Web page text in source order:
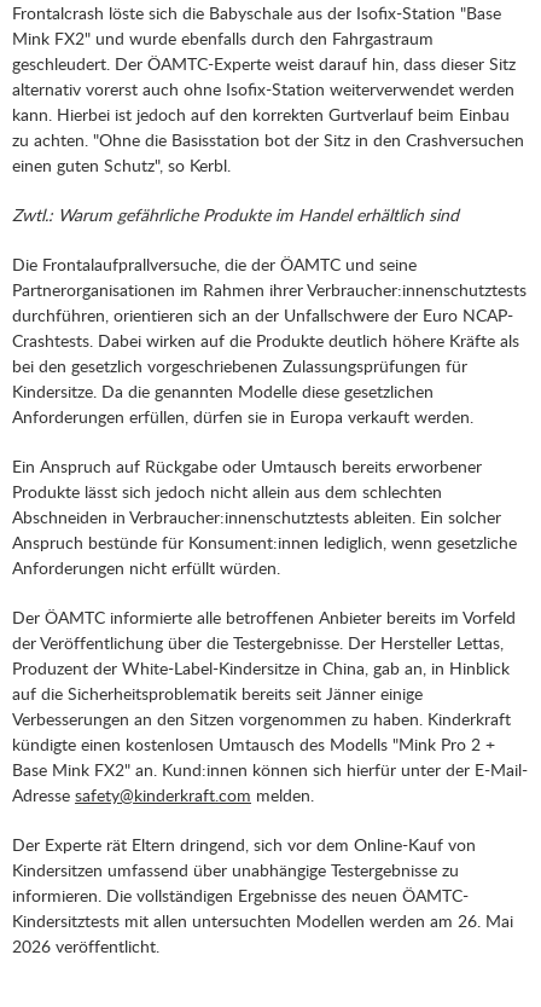
Frontalcrash löste sich die Babyschale aus der Isofix-Station "Base
Mink FX2" und wurde ebenfalls durch den Fahrgastraum
geschleudert. Der ÖAMTC-Experte weist darauf hin, dass dieser Sitz
alternativ vorerst auch ohne Isofix-Station weiterverwendet werden
kann. Hierbei ist jedoch auf den korrekten Gurtverlauf beim Einbau
zu achten. "Ohne die Basisstation bot der Sitz in den Crashversuchen
einen guten Schutz", so Kerbl.
Zwtl.: Warum gefährliche Produkte im Handel erhältlich sind
Die Frontalaufprallversuche, die der ÖAMTC und seine
Partnerorganisationen im Rahmen ihrer Verbraucher:innenschutztests
durchführen, orientieren sich an der Unfallschwere der Euro NCAP-
Crashtests. Dabei wirken auf die Produkte deutlich höhere Kräfte als
bei den gesetzlich vorgeschriebenen Zulassungsprüfungen für
Kindersitze. Da die genannten Modelle diese gesetzlichen
Anforderungen erfüllen, dürfen sie in Europa verkauft werden.
Ein Anspruch auf Rückgabe oder Umtausch bereits erworbener
Produkte lässt sich jedoch nicht allein aus dem schlechten
Abschneiden in Verbraucher:innenschutztests ableiten. Ein solcher
Anspruch bestünde für Konsument:innen lediglich, wenn gesetzliche
Anforderungen nicht erfüllt würden.
Der ÖAMTC informierte alle betroffenen Anbieter bereits im Vorfeld
der Veröffentlichung über die Testergebnisse. Der Hersteller Lettas,
Produzent der White-Label-Kindersitze in China, gab an, in Hinblick
auf die Sicherheitsproblematik bereits seit Jänner einige
Verbesserungen an den Sitzen vorgenommen zu haben. Kinderkraft
kündigte einen kostenlosen Umtausch des Modells "Mink Pro 2 +
Base Mink FX2" an. Kund:innen können sich hierfür unter der E-Mail-
Adresse safety@kinderkraft.com melden.
Der Experte rät Eltern dringend, sich vor dem Online-Kauf von
Kindersitzen umfassend über unabhängige Testergebnisse zu
informieren. Die vollständigen Ergebnisse des neuen ÖAMTC-
Kindersitztests mit allen untersuchten Modellen werden am 26. Mai
2026 veröffentlicht.